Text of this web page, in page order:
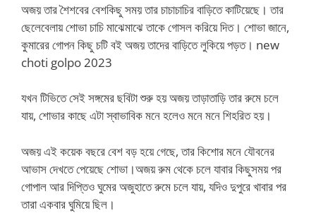
অজয় তার শৈশবের বেশকিছু সময় তার চাচাচাচির বাড়িতে কাটিয়েছে। তার
ছেলেবেলায় শোভা চাচি মাঝেমাঝে তাকে গোসল করিয়ে দিত। শোভা জানে,
কুমারের গোপন কিছু চটি বই অজয় তাদের বাড়িতে লুকিয়ে পড়ত। new
choti golpo 2023
যখন টিভিতে সেই সঙ্গমের ছবিটা শুরু হয় অজয় তাড়াতাড়ি তার রুমে চলে
যায়, শোভার কাছে এটা স্বাভাবিক মনে হলেও মনে মনে শিহরিত হয়।
অজয় এই কয়েক বছরে বেশ বড় হয়ে গেছে, তার কিশোর মনে যৌবনের
আভাস দেখতে পেয়েছে শোভা।অজয় রুম থেকে চলে যাবার কিছুসময় পর
গোপাল আর দিপ্তিও ঘুমের অজুহাতে রুমে চলে যায়, যদিও দুপুরে খাবার পর
তারা একবার ঘুমিয়ে ছিল।